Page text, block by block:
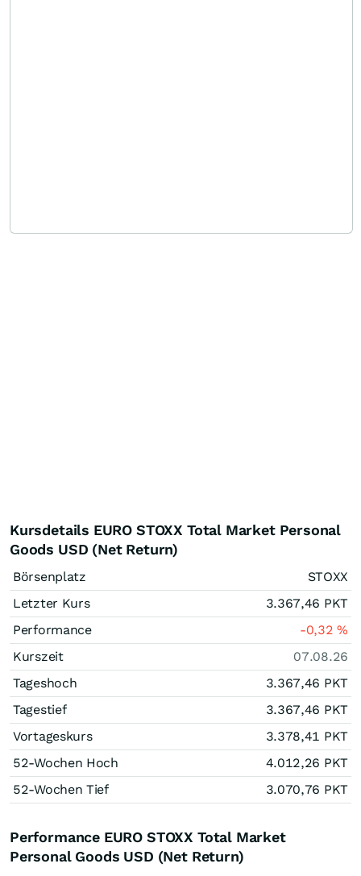
Kursdetails EURO STOXX Total Market Personal
Goods USD (Net Return)
Börsenplatz
STOXX
Letzter Kurs
3.367,46 PKT
Performance
-0,32%
Kurszeit
07.08.26
Tageshoch
3.367,46 PKT
Tagestief
3.367,46 PKT
Vortageskurs
3.378,41 PKT
52-Wochen Hoch
4.012,26 PKT
52-Wochen Tief
3.070,76 PKT
Performance EURO STOXX Total Market
Personal Goods USD (Net Return)